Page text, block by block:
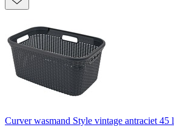
Curver wasmand Style vintage antraciet 45 l